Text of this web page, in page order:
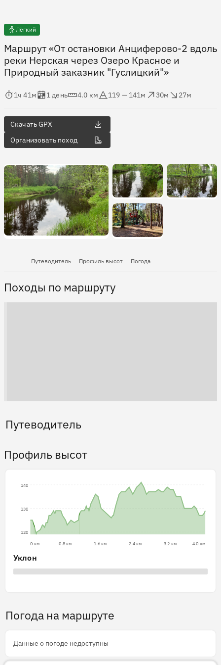
Лёгкий
Маршрут «От остановки Анциферово-2 вдоль
реки Нерская через Озеро Красное и
Природный заказник "Гуслицкий"»
в пути
1ч 41м
Оценка в днях
1 день
Дистанция
4.0 км
Абсолютная высота
119 — 141м
Набор высоты
30м
Сброс высоты
27м
Скачать GPX
Организовать поход
Путеводитель Профиль высот Погода
Походы по маршруту
Путеводитель
Профиль высот
120
130
140
0 км 0.8 км 1.6 км 2.4 км 3.2 км 4.0 км
Уклон
Погода на маршруте
Данные о погоде недоступны